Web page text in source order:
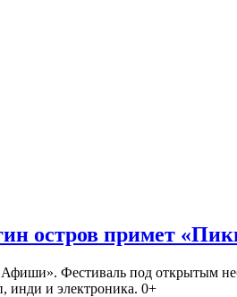
остров примет
Фестиваль под открытым
инди и электроника. 0+